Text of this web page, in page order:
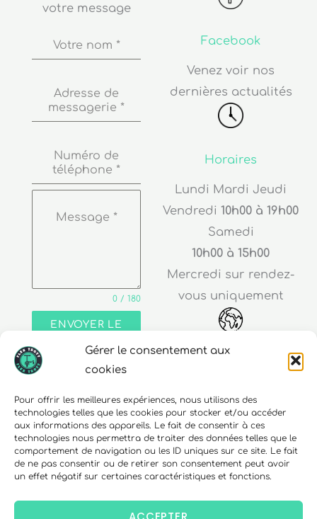
Gérer le consentement aux
cookies
Pour offrir les meilleures expériences, nous utilisons des
technologies telles que les cookies pour stocker et/ou accéder
aux informations des appareils. Le fait de consentir à ces
technologies nous permettra de traiter des données telles que le
comportement de navigation ou les ID uniques sur ce site. Le fait
de ne pas consentir ou de retirer son consentement peut avoir
un effet négatif sur certaines caractéristiques et fonctions.
votre message
Votre nom *
Adresse de
messagerie *
Numéro de
téléphone *
Message *
0 / 180
ENVOYER LE
Facebook
Venez voir nos
dernières actualités
Horaires
Lundi Mardi Jeudi
Vendredi 10h00 à 19h00
Samedi
10h00 à 15h00
Mercredi sur rendez-
vous uniquement
30 rue Edouard Richard
68000 Colmar
Téléphone